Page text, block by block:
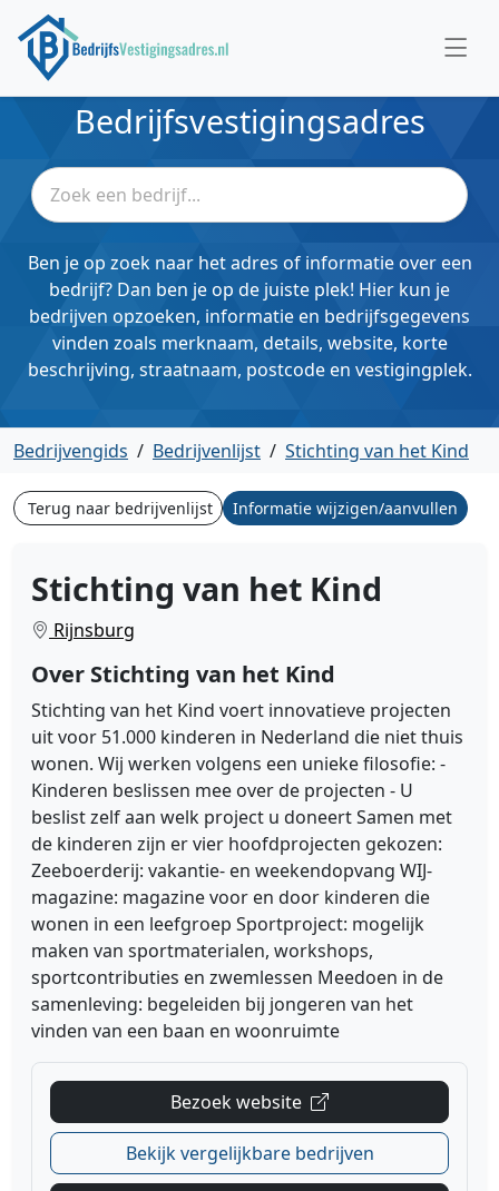
Bedrijfsvestigingsadres
Ben je op zoek naar het adres of informatie over een
bedrijf? Dan ben je op de juiste plek! Hier kun je
bedrijven opzoeken, informatie en bedrijfsgegevens
vinden zoals merknaam, details, website, korte
beschrijving, straatnaam, postcode en vestigingplek.
Bedrijvengids / Bedrijvenlijst / Stichting van het Kind
Terug naar bedrijvenlijst Informatie wijzigen/aanvullen
Stichting van het Kind
Rijnsburg
Over Stichting van het Kind
Stichting van het Kind voert innovatieve projecten
uit voor 51.000 kinderen in Nederland die niet thuis
wonen. Wij werken volgens een unieke filosofie: -
Kinderen beslissen mee over de projecten - U
beslist zelf aan welk project u doneert Samen met
de kinderen zijn er vier hoofdprojecten gekozen:
Zeeboerderij: vakantie- en weekendopvang WIJ-
magazine: magazine voor en door kinderen die
wonen in een leefgroep Sportproject: mogelijk
maken van sportmaterialen, workshops,
sportcontributies en zwemlessen Meedoen in de
samenleving: begeleiden bij jongeren van het
vinden van een baan en woonruimte
Bezoek website
Bekijk vergelijkbare bedrijven